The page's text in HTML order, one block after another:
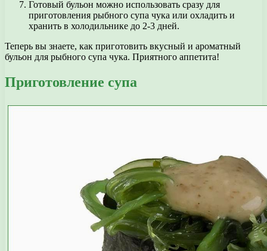
Готовый бульон можно использовать сразу для
приготовления рыбного супа чука или охладить и
хранить в холодильнике до 2-3 дней.
Теперь вы знаете, как приготовить вкусный и ароматный
бульон для рыбного супа чука. Приятного аппетита!
Приготовление супа